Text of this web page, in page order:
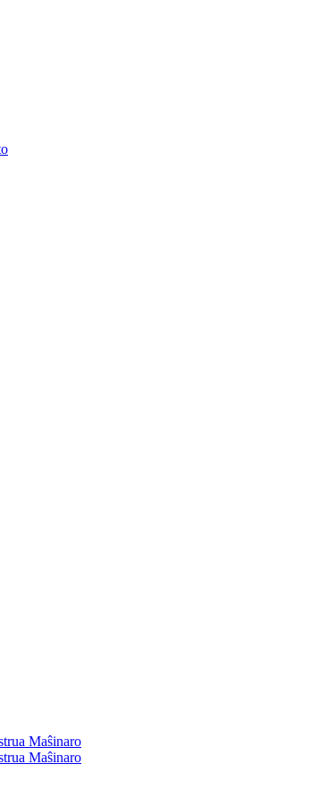
Maŝinaro
Maŝinaro